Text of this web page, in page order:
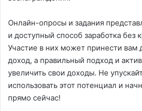
Онлайн-опросы и задания
и доступный способ заработка без
Участие в них может принести вам
доход, а правильный подход и
увеличить свои доходы. Не
использовать этот потенциал и
прямо сейчас!